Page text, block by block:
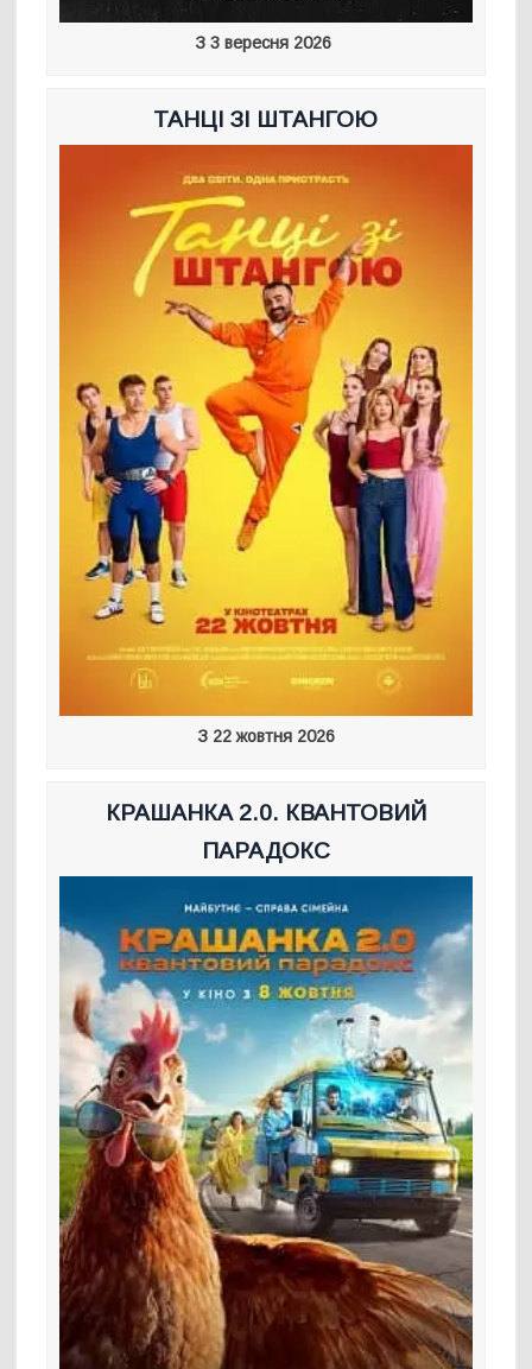
З 3 вересня 2026
ТАНЦІ ЗІ ШТАНГОЮ
З 22 жовтня 2026
КРАШАНКА 2.0. КВАНТОВИЙ
ПАРАДОКС